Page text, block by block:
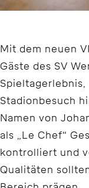
Mit dem neuen
Gäste des SV
Stadionbesuch
Namen von
als „Le Chef“
kontrolliert und
Qualitäten